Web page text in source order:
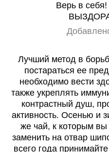
Верь в
Лучший метод в
постараться ее
необходимо вести
также укреплять
контрастный душ,
активность. Осенью и
же чай, к которым
заменить на отвар
всего года